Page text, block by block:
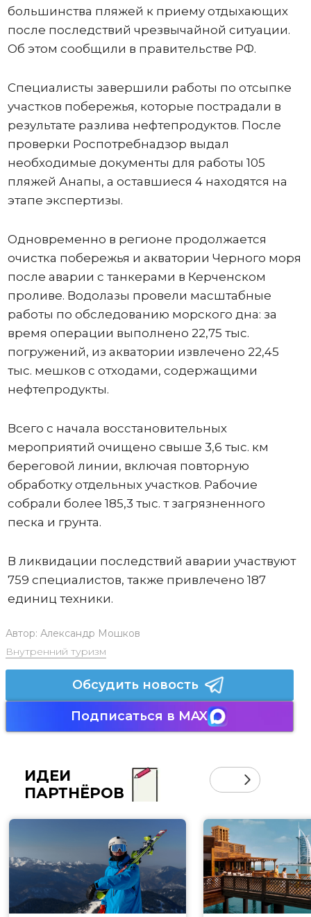
большинства пляжей к приему отдыхающих
после последствий чрезвычайной ситуации.
Об этом сообщили в правительстве РФ.
Специалисты завершили работы по отсыпке
участков побережья, которые пострадали в
результате разлива нефтепродуктов. После
проверки Роспотребнадзор выдал
необходимые документы для работы 105
пляжей Анапы, а оставшиеся 4 находятся на
этапе экспертизы.
Одновременно в регионе продолжается
очистка побережья и акватории Черного моря
после аварии с танкерами в Керченском
проливе. Водолазы провели масштабные
работы по обследованию морского дна: за
время операции выполнено 22,75 тыс.
погружений, из акватории извлечено 22,45
тыс. мешков с отходами, содержащими
нефтепродукты.
Всего с начала восстановительных
мероприятий очищено свыше 3,6 тыс. км
береговой линии, включая повторную
обработку отдельных участков. Рабочие
собрали более 185,3 тыс. т загрязненного
песка и грунта.
В ликвидации последствий аварии участвуют
759 специалистов, также привлечено 187
единиц техники.
Автор: Александр Мошков
Внутренний туризм
Обсудить новость
Подписаться в MAX
ИДЕИ
ПАРТНЁРОВ